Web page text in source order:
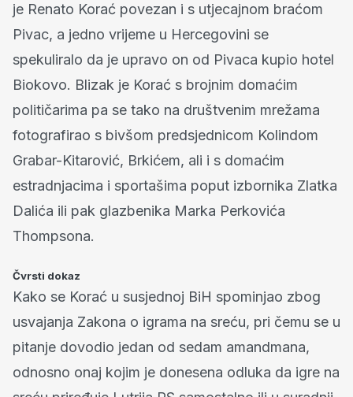
je Renato Korać povezan i s utjecajnom braćom
Pivac, a jedno vrijeme u Hercegovini se
spekuliralo da je upravo on od Pivaca kupio hotel
Biokovo. Blizak je Korać s brojnim domaćim
političarima pa se tako na društvenim mrežama
fotografirao s bivšom predsjednicom Kolindom
Grabar-Kitarović, Brkićem, ali i s domaćim
estradnjacima i sportašima poput izbornika Zlatka
Dalića ili pak glazbenika Marka Perkovića
Thompsona.
Čvrsti dokaz
Kako se Korać u susjednoj BiH spominjao zbog
usvajanja Zakona o igrama na sreću, pri čemu se u
pitanje dovodio jedan od sedam amandmana,
odnosno onaj kojim je donesena odluka da igre na